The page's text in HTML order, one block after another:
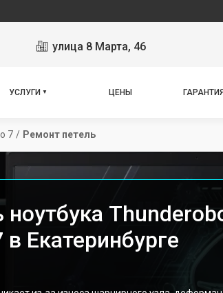
улица 8 Марта, 46
УСЛУГИ ЦЕНЫ ГАРАНТИЯ
7 / Ремонт петель
ноутбука
Екатеринбурге